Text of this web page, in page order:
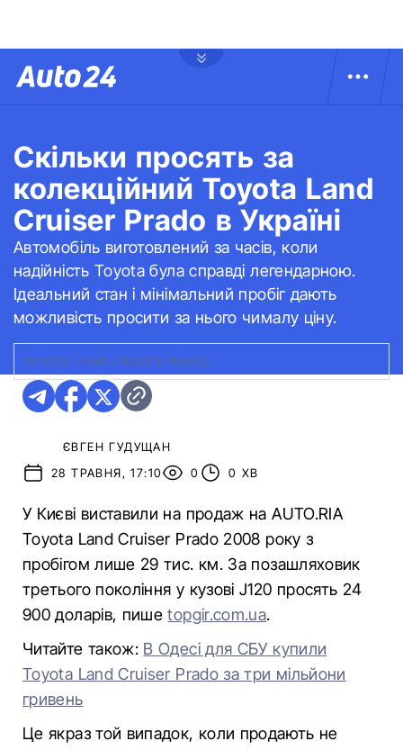
Скільки просять за
колекційний Toyota Land
Cruiser Prado в Україні
Автомобіль виготовлений за часів, коли
надійність Toyota була справді легендарною.
Ідеальний стан і мінімальний пробіг дають
можливість просити за нього чималу ціну.
TOYOTA LAND CRUISER PRADO
ЄВГЕН ГУДУЩАН
28 ТРАВНЯ, 17:10
0 0 ХВ
У Києві виставили на продаж на AUTO.RIA
Toyota Land Cruiser Prado 2008 року з
пробігом лише 29 тис. км. За позашляховик
третього покоління у кузові J120 просять 24
900 доларів, пишеtopgir.com.ua.
Читайте також: В Одесі для СБУ купили
Toyota Land Cruiser Prado за три мільйони
гривень
Це якраз той випадок, коли продають не